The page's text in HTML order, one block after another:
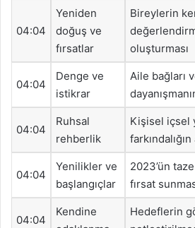
04:04
Yeniden
doğuş ve
fırsatlar
Bireylerin
oluşturması
04:04
Denge ve
istikrar
Aile bağları
04:04
Ruhsal
rehberlik
Kişisel içsel
04:04
Yenilikler ve
başlangıçlar
2023’ün
fırsat
04:04
Kendine
Hedeflerin